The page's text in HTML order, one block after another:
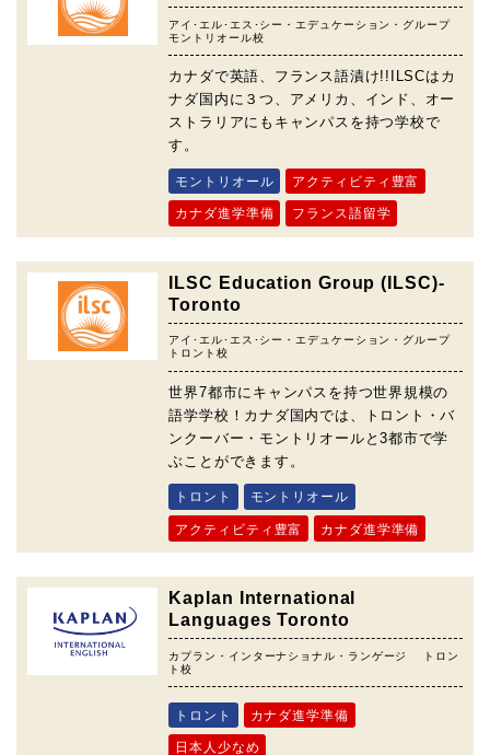
アイ･エル･エス･シー・エデュケーション・グループ
モントリオール校
カナダで英語、フランス語漬け!!ILSCはカ
ナダ国内に３つ、アメリカ、インド、オー
ストラリアにもキャンパスを持つ学校で
す。
モントリオール アクティビティ豊富
カナダ進学準備 フランス語留学
ILSC Education Group (ILSC)-
Toronto
アイ･エル･エス･シー・エデュケーション・グループ
トロント校
世界7都市にキャンパスを持つ世界規模の
語学学校！カナダ国内では、トロント・バ
ンクーバー・モントリオールと3都市で学
ぶことができます。
トロント モントリオール
アクティビティ豊富 カナダ進学準備
Kaplan International
Languages Toronto
カプラン・インターナショナル・ランゲージ トロン
ト校
トロント カナダ進学準備
日本人少なめ